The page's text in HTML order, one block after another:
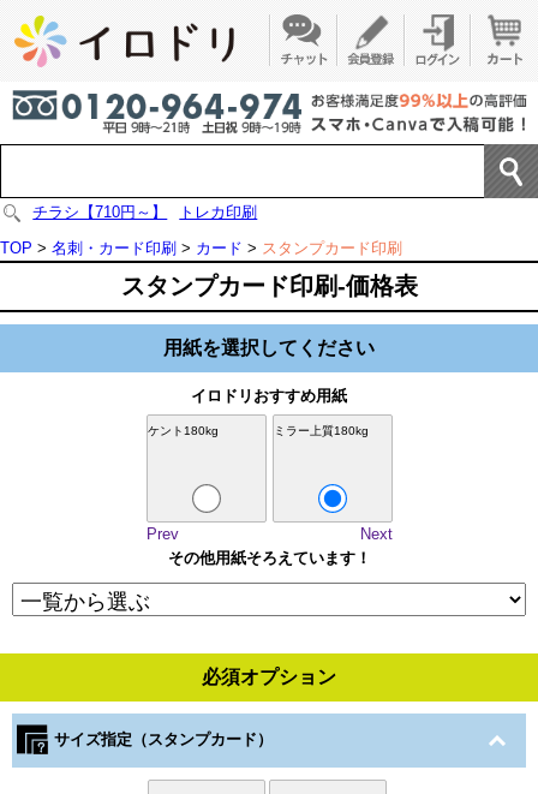
チラシ【710円～】
トレカ印刷
TOP > 名刺・カード印刷 > カード > スタンプカード印刷
スタンプカード印刷-価格表
用紙を選択してください
イロドリおすすめ用紙
ケント180kg ミラー上質180kg
Prev
Next
その他用紙そろえています！
必須オプション
サイズ指定（スタンプカード）